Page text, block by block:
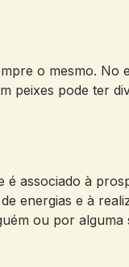
o mesmo. No
peixes pode ter
associado à
energias e à
ou por alguma